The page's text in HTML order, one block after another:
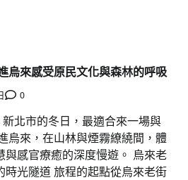
烏來感受原民文化與森林的呼吸
0
北市的冬日，最適合來一場與
烏來，在山林與煙霧繚繞間，體
與感官療癒的深度慢遊。 烏來老
時光隧道 旅程的起點從烏來老街